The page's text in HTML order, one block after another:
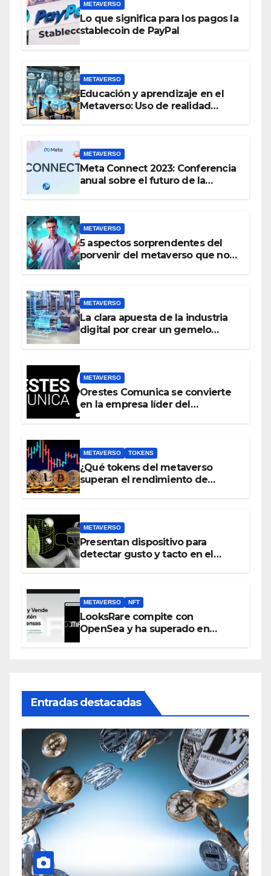
METAVERSO
Lo que significa para los pagos la
stablecoin de PayPal
METAVERSO
Educación y aprendizaje en el
Metaverso: Uso de realidad
METAVERSO
Meta Connect 2023: Conferencia
anual sobre el futuro de la
METAVERSO
5 aspectos sorprendentes del
porvenir del metaverso que no
METAVERSO
La clara apuesta de la industria
digital por crear un gemelo
METAVERSO
Orestes Comunica se convierte
en la empresa líder del
METAVERSO TOKENS
¿Qué tokens del metaverso
superan el rendimiento de
METAVERSO
Presentan dispositivo para
detectar gusto y tacto en el
METAVERSO NFT
LooksRare compite con
OpenSea y ha superado en
Entradas destacadas